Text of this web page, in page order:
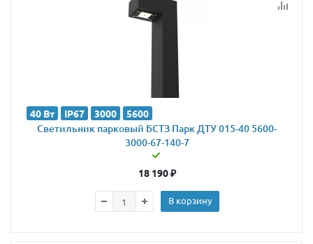
40 Вт IP67 3000 5600
Светильник парковый БСТЗ Парк ДТУ 015-40 5600-
3000-67-140-7
18 190₽
В корзину